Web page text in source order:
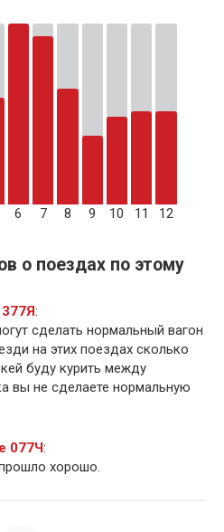
6 7 8 9 10 11 12
о поездах по этому
:
сделать нормальный вагон
на этих поездах сколько
буду курить между
вы не сделаете нормальную
077Ч:
хорошо.